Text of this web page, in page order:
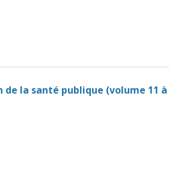
la santé publique (volume 11 à